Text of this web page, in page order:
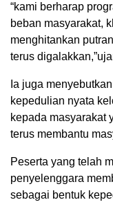
“kami berharap
beban masyarakat,
menghitankan
terus
Ia juga
kepedulian nyata
kepada masyarakat
terus membantu
Peserta yang telah
penyelenggara
sebagai bentuk